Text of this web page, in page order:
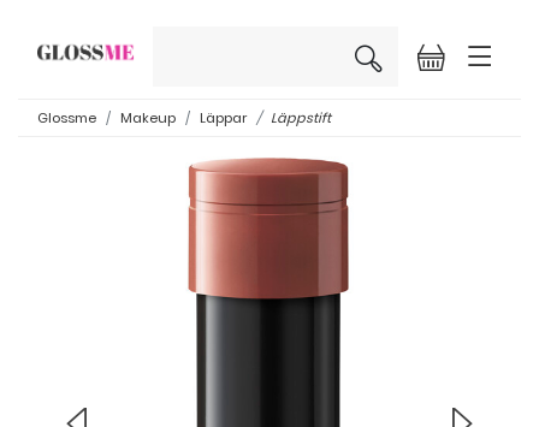
×
Glossme Makeup Läppar Läppstift